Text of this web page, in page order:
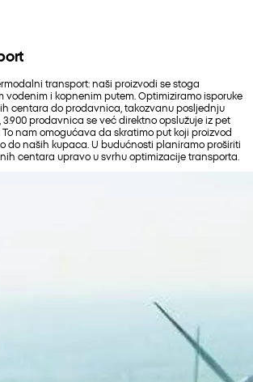
transport: naši proizvodi se stoga
vodenim i kopnenim putem. Optimiziramo isporuke
centara do prodavnica, takozvanu posljednju
3.900 prodavnica se već direktno opslužuje iz pet
nam omogućava da skratimo put koji proizvod
do naših kupaca. U budućnosti planiramo proširiti
centara upravo u svrhu optimizacije transporta.